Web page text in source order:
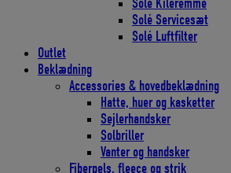
Solé Kileremme
Solé Servicesæt
Solé Luftfilter
Outlet
Beklædning
Accessories & hovedbeklædning
Hatte, huer og kasketter
Sejlerhandsker
Solbriller
Vanter og handsker
Fiberpels, fleece og strik